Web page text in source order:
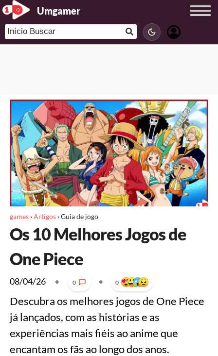
Umgamer
games ›Artigos ›Guia de jogo
Os 10 Melhores Jogos de
One Piece
08/04/26 • 0 • 0
Descubra os melhores jogos de One Piece
já lançados, com as histórias e as
experiências mais fiéis ao anime que
encantam os fãs ao longo dos anos.